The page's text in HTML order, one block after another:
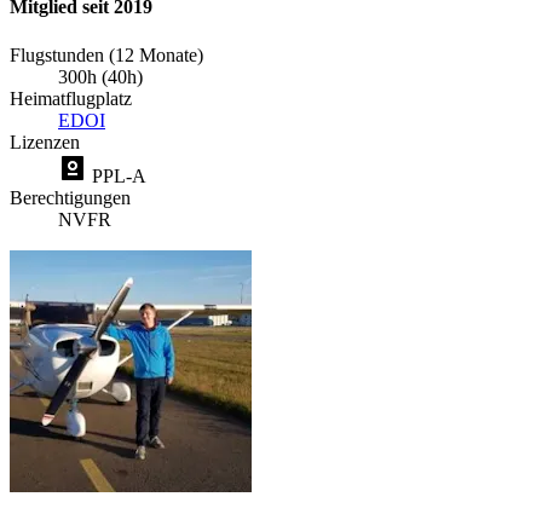
Mitglied seit 2019
Flugstunden (12 Monate)
300h (40h)
Heimatflugplatz
EDOI
Lizenzen
PPL-A
Berechtigungen
NVFR